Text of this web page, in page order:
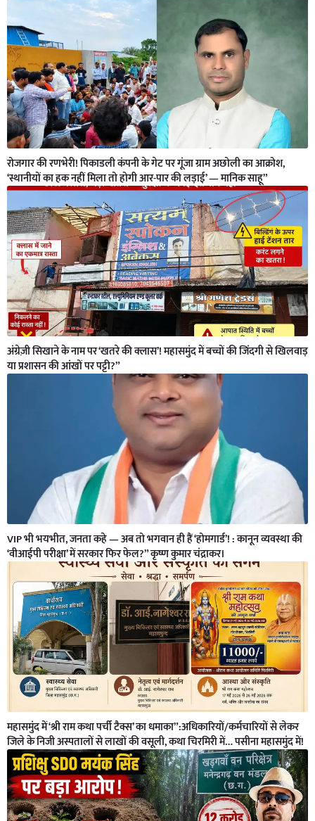
रोजगार की रणभेरी! पिकाडली कंपनी के गेट पर गूंजा ग्राम अछोली का आक्रोश,
‘स्थानीयों का हक नहीं मिला तो होगी आर-पार की लड़ाई’ — मानिक साहू”
अंग्रेज़ी सिखाने के नाम पर ‘खतरे की क्लास’! महासमुंद में बच्चों की जिंदगी से खिलवाड़
या प्रशासन की आंखों पर पट्टी?”
VIP भी भयभीत, जनता कहे — अब तो भगवान ही हैं ‘होमगार्ड’! : कानून व्यवस्था की
‘वीआईपी परीक्षा’ में सरकार फिर फेल?” कृष्ण कुमार चंद्राकर।
महासमुंद में ‘श्री राम कथा पर्ची टैक्स’ का धमाका”:अधिकारियों/कर्मचारियों से लेकर
जिले के निजी अस्पतालों से लाखों की वसूली, कथा चिरमिरी में… पसीना महासमुंद में!